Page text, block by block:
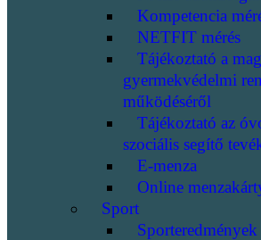
Kompetencia
NETFIT mérés
Tájékoztató a
gyermekvédelmi
működéséről
Tájékoztató az
szociális segítő
E-menza
Online
Sport
Sporteredmények